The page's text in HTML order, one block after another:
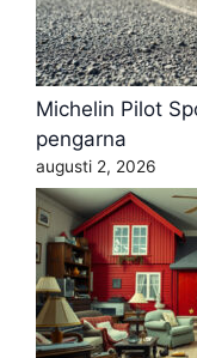
Michelin Pilot
pengarna
augusti 2, 2026